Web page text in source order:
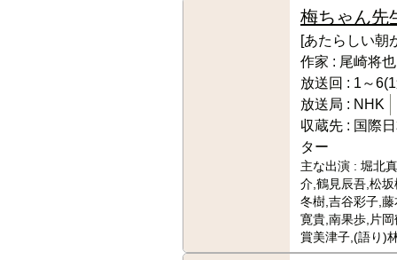
梅ちゃん先
[あたらしい朝
作家 : 尾崎将也
放送回 : 1～
放送局 : NHK
収蔵先 : 国際
ター
主な出演 : 堀北
介,鶴見辰吾,松坂
冬樹,吉谷彩子,
寛貴,南果歩,片
賞美津子,(語り)